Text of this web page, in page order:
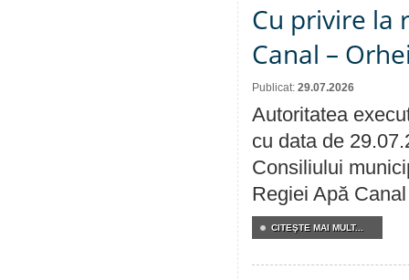
Cu privire la
Canal –
Publicat: 29.07.2026
Autoritatea
cu data de
Consiliului
Regiei Apă
CITEŞTE MAI MULT...